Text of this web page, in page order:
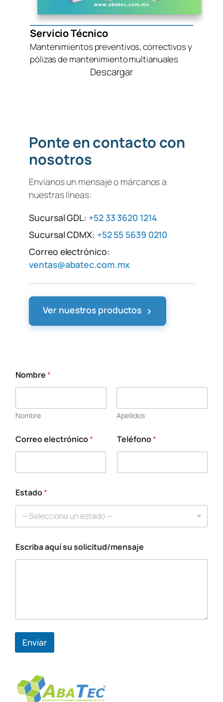
Servicio Técnico
Mantenimientos preventivos, correctivos y
pólizas de mantenimiento multianuales
Descargar
Ponte en contacto con
nosotros
Envíanos un mensaje o márcanos a
nuestras líneas:
Sucursal GDL: +52 33 3620 1214
Sucursal CDMX: +52 55 5639 0210
Correo electrónico:
ventas@abatec.com.mx
Ver nuestros productos ›
Nombre*
Nombre Apellidos
Correo electrónico*
r
r
o
a
Teléfono*
Estado*
— Selecciona un estado —
Escriba aquí su solicitud/mensaje
Enviar